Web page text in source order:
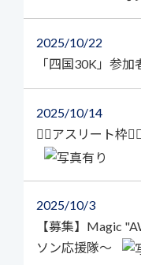
2025 10/22
「四国30K」参加
2025 10/14
🏃‍♀️アスリート枠
2025 10/3
【募集】Magic
ソン応援隊～